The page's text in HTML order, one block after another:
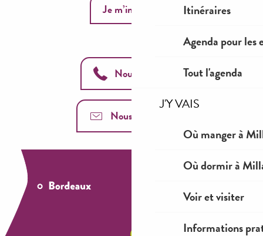
Itinéraires
Agenda pour les
Tout l'agenda
J'Y VAIS
Où manger à
Où dormir à
Voir et visiter
Informations
Je m’inscris
Nous appeler
Nous contacter